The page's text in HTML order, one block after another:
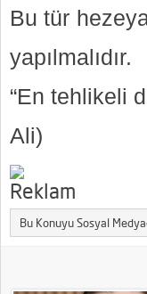
Bu tür
yapılmalıdır.
“En tehlikeli
Ali)
Bu Konuyu Sosyal